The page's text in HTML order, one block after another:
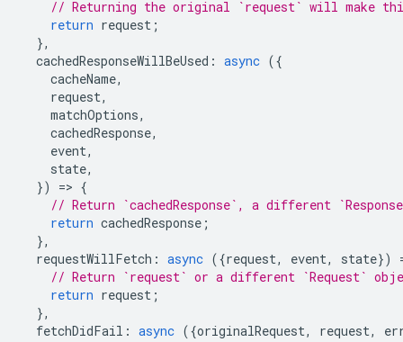
// Returning the original `request` will make
return request ;
},
cachedResponseWillBeUsed : async ({
cacheName,
request,
matchOptions,
cachedResponse,
event,
state,
})
=> {
// Return `cachedResponse`, a different
return cachedResponse ;
},
requestWillFetch : async ({request, event, state})
// Return `request` or a different `Request`
return request ;
},
fetchDidFail : async ({originalRequest, request,